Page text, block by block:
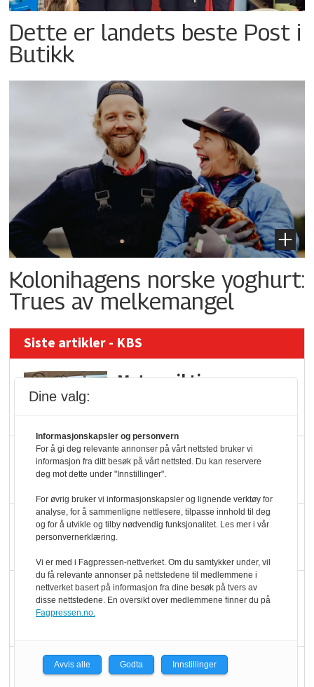
Dette er landets beste Post i
Butikk
Kolonihagens norske yoghurt:
Trues av melkemangel
Siste artikler - KBS
Mat er viktigere enn
Ti bensinstasjoner
legger ned hver måned
Potetball, kylling og 98
oktan
KBS-bransjen i
endring: Stadig større
Vokser med ferdigmat
Dine valg:
Informasjonskapsler og personvern
For å gi deg relevante annonser på vårt nettsted bruker vi
informasjon fra ditt besøk på vårt nettsted. Du kan reservere
deg mot dette under "Innstillinger".
For øvrig bruker vi informasjonskapsler og lignende verktøy for
analyse, for å sammenligne nettlesere, tilpasse innhold til deg
og for å utvikle og tilby nødvendig funksjonalitet. Les mer i vår
personvernerklæring.
Vi er med i Fagpressen-nettverket. Om du samtykker under, vil
du få relevante annonser på nettstedene til medlemmene i
nettverket basert på informasjon fra dine besøk på tvers av
disse nettstedene. En oversikt over medlemmene finner du på
Fagpressen.no.
Avvis alle Godta Innstillinger